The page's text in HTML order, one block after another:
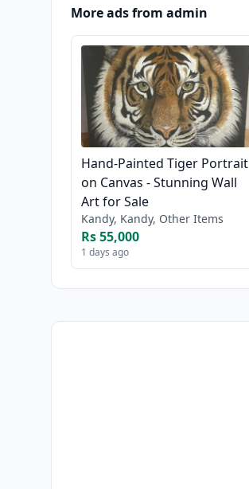
More ads from admin
Hand-Painted Tiger Portrait
on Canvas - Stunning Wall
Art for Sale
Kandy, Kandy, Other Items
Rs 55,000
1 days ago